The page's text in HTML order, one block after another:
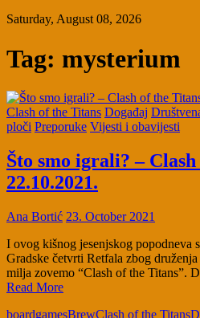
Saturday, August 08, 2026
Tag: mysterium
Clash of the Titans Događaj
ploči Preporuke Vijesti i obavijesti
Što smo igrali? –
22.10.2021.
Ana Bortić 23. October 2021
I ovog kišnog jesenjskog popodneva
Gradske četvrti Retfala zbog
milja zovemo “Clash of the Titans”.
Read More
boardgamesBrewClash of the Titans